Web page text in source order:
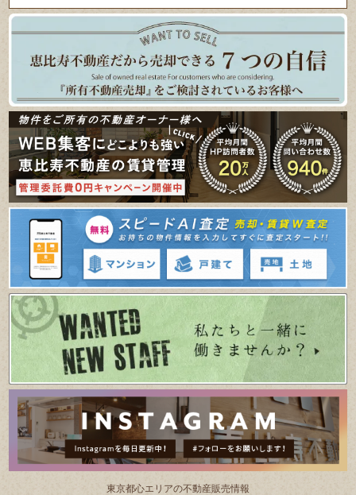
東京都⼼エリアの不動産販売情報